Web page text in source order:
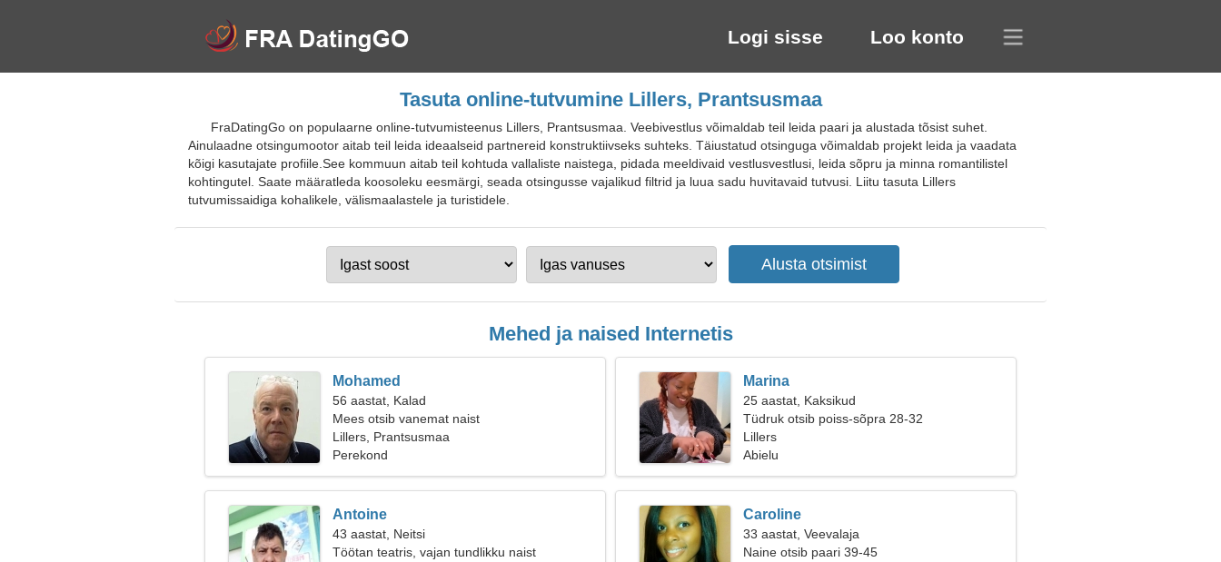
Logi sisse Loo konto
Tasuta online-tutvumine Lillers, Prantsusmaa
FraDatingGo on populaarne online-tutvumisteenus Lillers, Prantsusmaa. Veebivestlus võimaldab teil leida paari ja alustada tõsist suhet.
Ainulaadne otsingumootor aitab teil leida ideaalseid partnereid konstruktiivseks suhteks. Täiustatud otsinguga võimaldab projekt leida ja vaadata
kõigi kasutajate profiile.See kommuun aitab teil kohtuda vallaliste naistega, pidada meeldivaid vestlusvestlusi, leida sõpru ja minna romantilistel
kohtingutel. Saate määratleda koosoleku eesmärgi, seada otsingusse vajalikud filtrid ja luua sadu huvitavaid tutvusi. Liitu tasuta Lillers
tutvumissaidiga kohalikele, välismaalastele ja turistidele.
Mehed ja naised Internetis
Mohamed
56 aastat, Kalad
Mees otsib vanemat naist
Lillers, Prantsusmaa
Perekond
Marina
25 aastat, Kaksikud
Tüdruk otsib poiss-sõpra 28-32
Lillers
Abielu
Antoine
43 aastat, Neitsi
Töötan teatris, vajan tundlikku naist
Caroline
33 aastat, Veevalaja
Naine otsib paari 39-45